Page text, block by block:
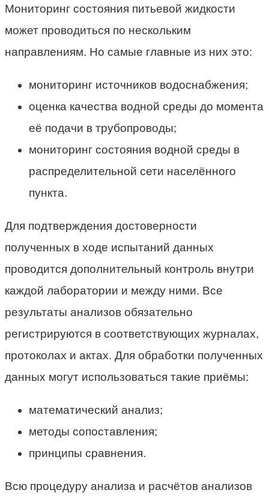
Мониторинг состояния питьевой жидкости
может проводиться по нескольким
направлениям. Но самые главные из них это:
мониторинг источников водоснабжения;
оценка качества водной среды до момента
её подачи в трубопроводы;
мониторинг состояния водной среды в
распределительной сети населённого
пункта.
Для подтверждения достоверности
полученных в ходе испытаний данных
проводится дополнительный контроль внутри
каждой лаборатории и между ними. Все
результаты анализов обязательно
регистрируются в соответствующих журналах,
протоколах и актах. Для обработки полученных
данных могут использоваться такие приёмы:
математический анализ;
методы сопоставления;
принципы сравнения.
Всю процедуру анализа и расчётов анализов